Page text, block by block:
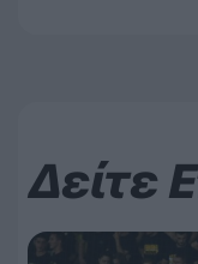
Δείτε